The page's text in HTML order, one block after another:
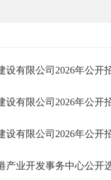
设有限公司2026年公开
设有限公司2026年公开
设有限公司2026年公开
产业开发事务中心公开